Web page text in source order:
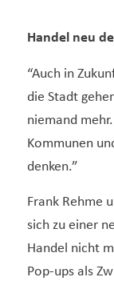
Handel neu
“Auch in
die Stadt
niemand
Kommunen
denken.”
Frank Rehme
sich zu einer
Handel nicht
Pop-ups als